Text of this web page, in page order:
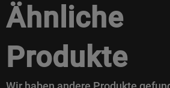
Ähnliche
Produkte